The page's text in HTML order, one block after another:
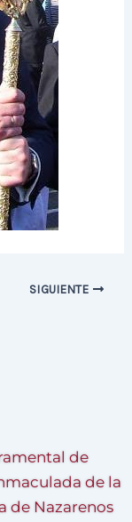
SIGUIENTE
de
de la
de Nazarenos